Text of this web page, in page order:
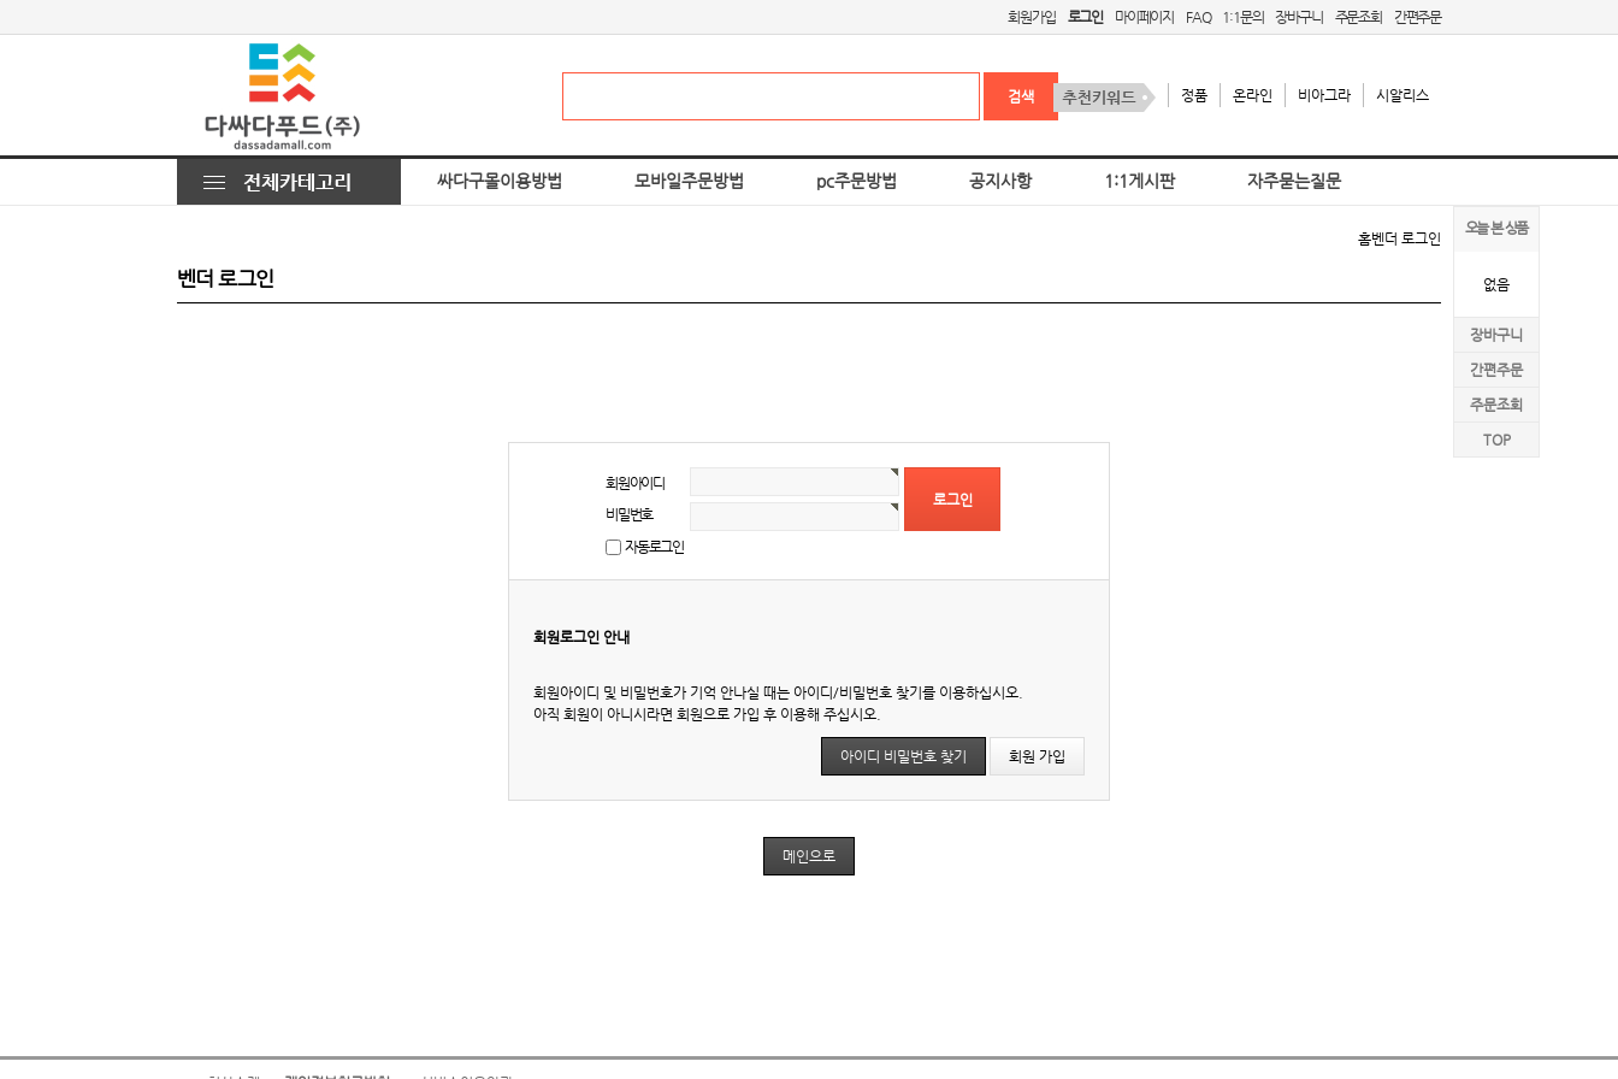
회원가입 로그인 마이페이지 FAQ 1:1문의 장바구니 주문조회 간편주문
정품 온라인 비아그라 시알리스
싸다구몰이용방법 모바일주문방법 pc주문방법 공지사항 1:1게시판 자주묻는질문
오늘 본 상품
없음
장바구니
간편주문
주문조회
TOP
홈벤더 로그인
벤더 로그인
회원아이디
비밀번호
자동로그인
회원로그인 안내
회원아이디 및 비밀번호가 기억 안나실 때는 아이디/비밀번호 찾기를 이용하십시오.
아직 회원이 아니시라면 회원으로 가입 후 이용해 주십시오.
아이디 비밀번호 찾기 회원 가입
메인으로